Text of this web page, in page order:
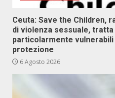
Ceuta: Save the Children,
di violenza sessuale,
particolarmente
protezione
6 Agosto 2026